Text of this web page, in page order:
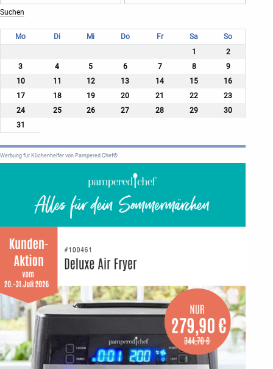
Mo Di Mi Do Fr Sa
So
1
2
3
4 5 6 7 8
9
10
11 12 13 14 15
16
17
18 19 20 21 22
23
24
25 26 27 28 29
30
31
Werbung für Küchenhelfer von Pampered Chef®